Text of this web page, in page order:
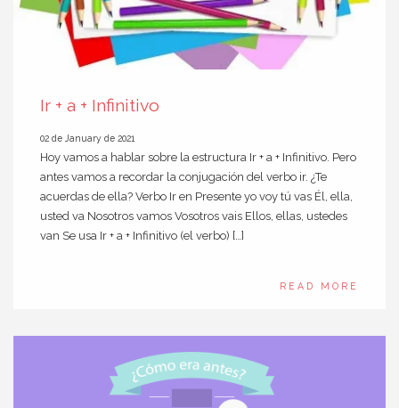
Ir + a + Infinitivo
02 de January de 2021
Hoy vamos a hablar sobre la estructura Ir + a + Infinitivo. Pero
antes vamos a recordar la conjugación del verbo ir. ¿Te
acuerdas de ella? Verbo Ir en Presente yo voy tú vas Él, ella,
usted va Nosotros vamos Vosotros vais Ellos, ellas, ustedes
van Se usa Ir + a + Infinitivo (el verbo) […]
READ MORE